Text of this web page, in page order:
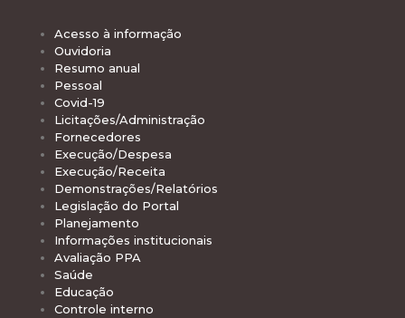
Acesso à informação
Ouvidoria
Resumo anual
Pessoal
Covid-19
Licitações/Administração
Fornecedores
Execução/Despesa
Execução/Receita
Demonstrações/Relatórios
Legislação do Portal
Planejamento
Informações institucionais
Avaliação PPA
Saúde
Educação
Controle interno